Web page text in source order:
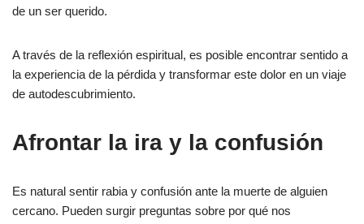
de un ser querido.
A través de la reflexión espiritual, es posible encontrar sentido a
la experiencia de la pérdida y transformar este dolor en un viaje
de autodescubrimiento.
Afrontar la ira y la confusión
Es natural sentir rabia y confusión ante la muerte de alguien
cercano. Pueden surgir preguntas sobre por qué nos